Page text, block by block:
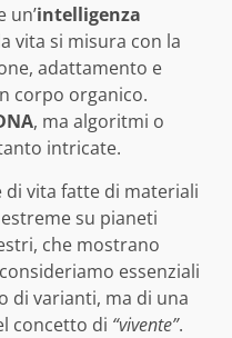
un’intelligenza
vita si misura con la
adattamento e
corpo organico.
, ma algoritmi o
intricate.
di vita fatte di materiali
su pianeti
che mostrano
essenziali
di varianti, ma di una
concetto di “vivente”.